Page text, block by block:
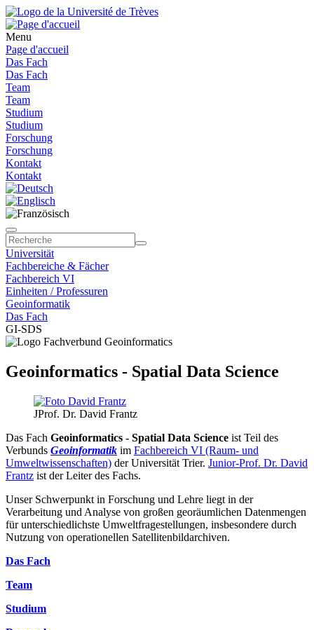
Menu
Page d'accueil
Das Fach
Das Fach
Team
Team
Studium
Studium
Forschung
Forschung
Kontakt
Kontakt
Universität
Fachbereiche & Fächer
Fachbereich VI
Einheiten / Professuren
Geoinformatik
Das Fach
GI-SDS
Geoinformatics - Spatial Data Science
JProf. Dr. David Frantz
Das Fach Geoinformatics - Spatial Data Science ist Teil des
Verbunds Geoinformatik im Fachbereich VI (Raum- und
Umweltwissenschaften) der Universität Trier. Junior-Prof. Dr. David
Frantz ist der Leiter des Fachs.
Unser Schwerpunkt in Forschung und Lehre liegt in der
Verarbeitung und Analyse von großen georäumlichen Datenmengen
für unterschiedlichste Umweltfragestellungen, insbesondere durch
Nutzung von operationellen Satellitenbildarchiven.
Das Fach
Team
Studium